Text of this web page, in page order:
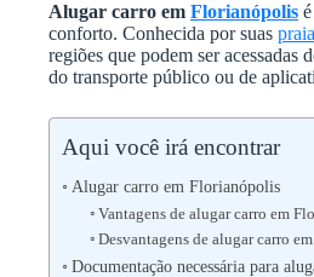
Alugar carro em Florianópolis
conforto. Conhecida por suas
regiões que podem ser acessadas
do transporte público ou de
Aqui você irá encontrar
Alugar carro em Florianópolis
Vantagens de alugar carro em
Desvantagens de alugar carro
Documentação necessária para